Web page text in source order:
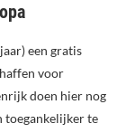
een gratis
voor
doen hier nog
toegankelijker te